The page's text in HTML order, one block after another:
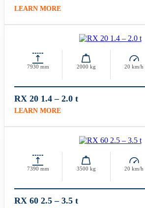
LEARN MORE
7930 mm 2000 kg 20 km/h
RX 20 1.4 – 2.0 t
LEARN MORE
7390 mm 3500 kg 20 km/h
RX 60 2.5 – 3.5 t